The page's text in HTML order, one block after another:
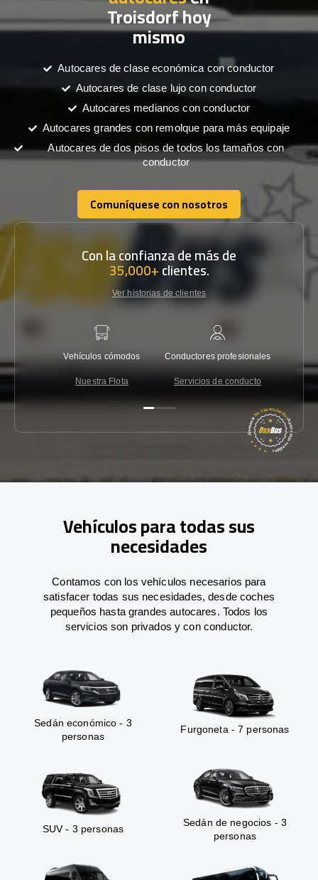
Troisdorf hoy
mismo
Autocares de clase económica con conductor
Autocares de clase lujo con conductor
Autocares medianos con conductor
Autocares grandes con remolque para más equipaje
Autocares de dos pisos de todos los tamaños con
conductor
Comuníquese con nosotros
Comuníquese con nosotros
Con la confianza de más de
35,000+clientes.
Ver historias de clientes
Vehículos cómodos
Nuestra Flota
Conductores profesionales
Servicios de conducto
Vehículos para todas sus
necesidades
Contamos con los vehículos necesarios para
satisfacer todas sus necesidades, desde coches
pequeños hasta grandes autocares. Todos los
servicios son privados y con conductor.
Sedán económico - 3
personas
Furgoneta - 7 personas
SUV - 3 personas
Sedán de negocios - 3
personas